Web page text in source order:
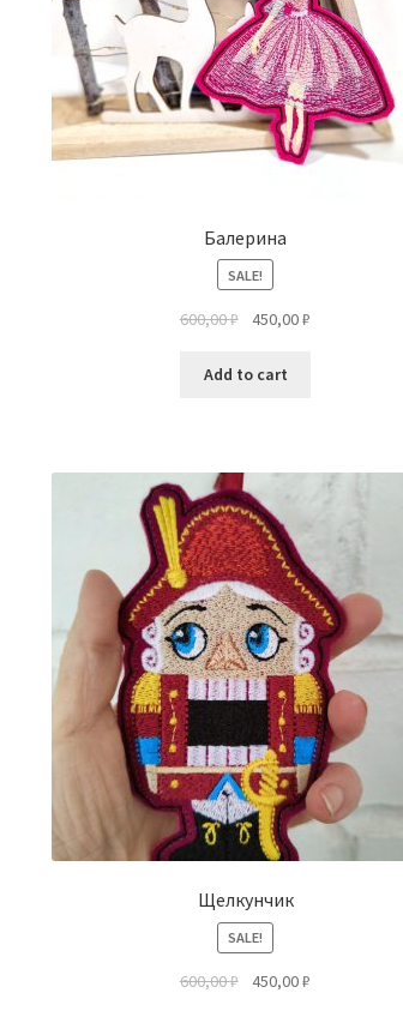
Балерина
SALE!
600,00₽ 450,00₽
Add to cart
Щелкунчик
SALE!
600,00₽ 450,00₽